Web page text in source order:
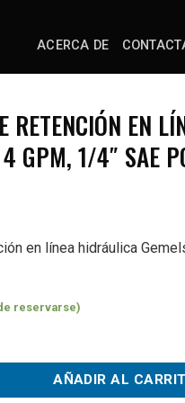
ACERCA DE
RETENCIÓN EN
GPM, 1/4″ SAE
en línea hidráulica
reservarse)
Inline Check Valve, 4
AÑADIR AL